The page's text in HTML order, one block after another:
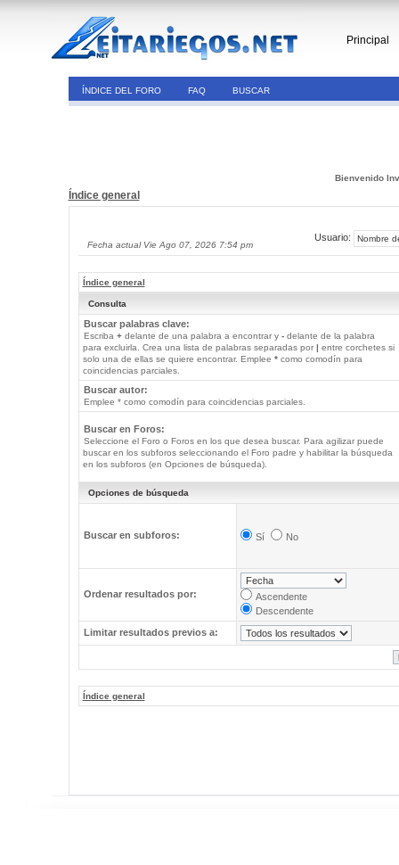
Principal
ÍNDICE DEL FORO FAQ BUSCAR
Bienvenido
Índice general
Fecha actual Vie Ago 07, 2026 7:54 pm
Usuario:
Índice general
Consulta
Buscar palabras clave:
Escriba +delante de una palabra a encontrar y -delante de la palabra
para excluirla. Crea una lista de palabras separadas por | entre corchetes si
solo una de ellas se quiere encontrar. Emplee *como comodín para
coincidencias parciales.
Buscar autor:
Emplee * como comodín para coincidencias parciales.
Buscar en Foros:
Seleccione el Foro o Foros en los que desea buscar. Para agilizar puede
buscar en los subforos seleccionando el Foro padre y habilitar la búsqueda
en los subforos (en Opciones de búsqueda).
Opciones de búsqueda
Buscar en subforos: Sí No
Ordenar resultados por:
Ascendente
Descendente
Limitar resultados previos a:
Índice general